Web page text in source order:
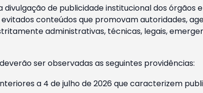
de publicidade institucional dos órgãos
conteúdos que promovam autoridades,
administrativas, técnicas, legais,
ser observadas as seguintes providências:
a 4 de julho de 2026 que caracterizem